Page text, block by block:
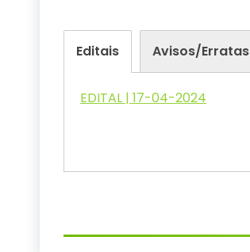
Editais Avisos/Erratas
EDITAL | 17-04-2024